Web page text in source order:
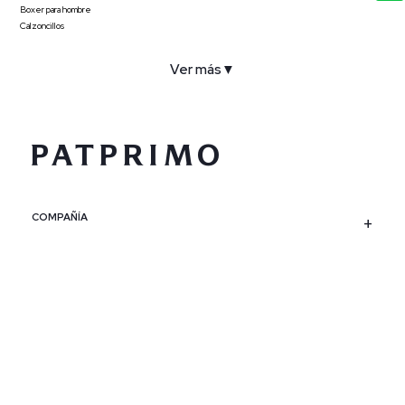
Boxer para hombre
Calzoncillos
Ver más ▼
COMPAÑÍA